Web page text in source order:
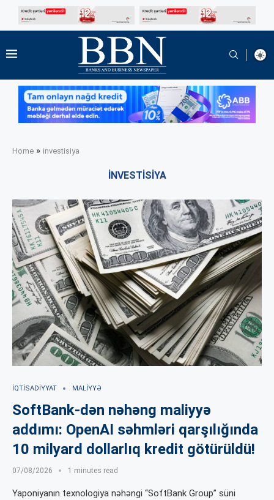
Home » investisiya
INVESTISIYA
İQTISADIYYAT MALIYYƏ
SoftBank-dən nəhəng maliyyə
addımı: OpenAI səhmləri qarşılığında
10 milyard dollarlıq kredit götürüldü!
07/08/2026 1 minutes read
Yaponiyanın texnologiya nəhəngi “SoftBank Group” süni